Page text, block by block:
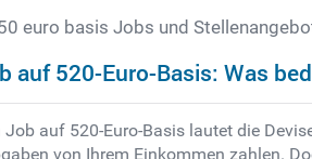
euro basis Jobs und
auf 520-Euro-Basis: Was
Job auf 520-Euro-Basis lautet die
von Ihrem Einkommen zahlen.